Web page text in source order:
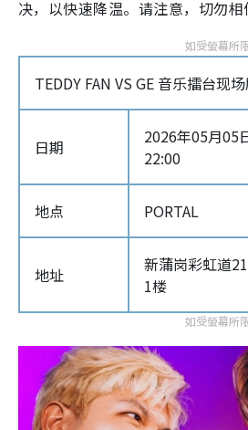
决，以快速降温。请注意，切勿相
TEDDY FAN VS GE 音乐擂台现
日期
2026年05月05
22:00
地点 PORTAL
地址
新蒲岗彩虹道
1楼